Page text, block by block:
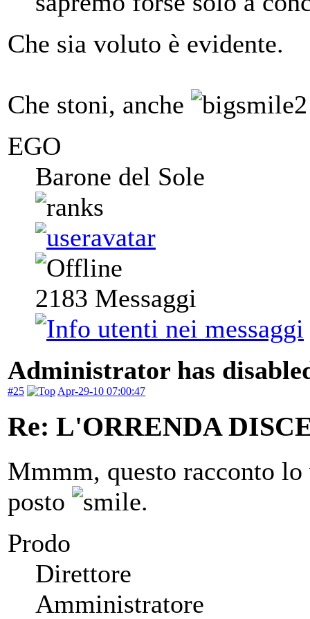
Che sia voluto è evidente.
Che stoni, anche
EGO
Barone del Sole
2183 Messaggi
Administrator has
#25 Apr-29-10 07:00:47
Re: L'ORRENDA
Mmmm, questo racconto
posto
.
Prodo
Direttore
Amministratore